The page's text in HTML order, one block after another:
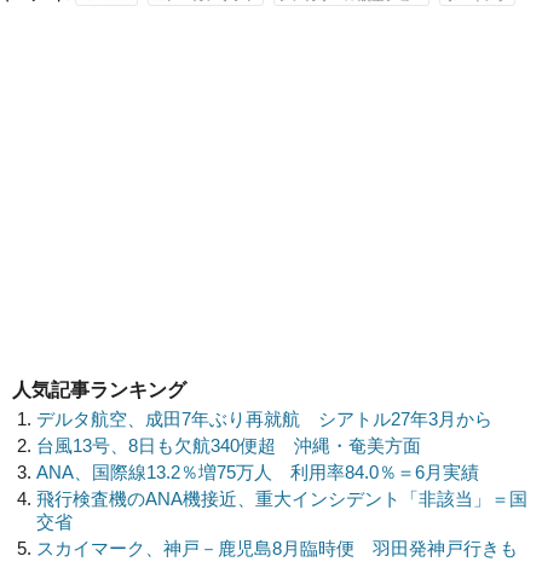
人気記事ランキング
デルタ航空、成田7年ぶり再就航 シアトル27年3月から
台風13号、8日も欠航340便超 沖縄・奄美方面
ANA、国際線13.2％増75万人 利用率84.0％＝6月実績
飛行検査機のANA機接近、重大インシデント「非該当」＝国
交省
スカイマーク、神戸－鹿児島8月臨時便 羽田発神戸行きも